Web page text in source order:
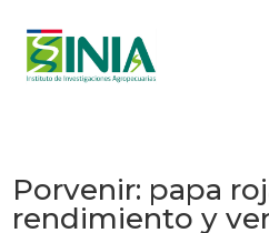
Porvenir: papa
rendimiento y